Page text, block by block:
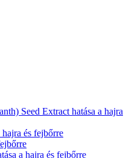
Seed Extract hatása a hajra
és fejbőrre
a hajra és fejbőrre